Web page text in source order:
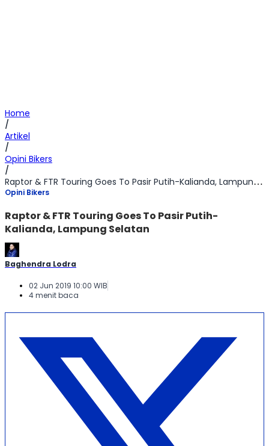
Home
/
Artikel
/
Opini Bikers
/
Raptor & FTR Touring Goes To Pasir Putih-Kalianda, Lampung Selatan
Opini Bikers
Raptor & FTR Touring Goes To Pasir Putih-
Kalianda, Lampung Selatan
Baghendra Lodra
02 Jun 2019 10:00 WIB
4 menit baca